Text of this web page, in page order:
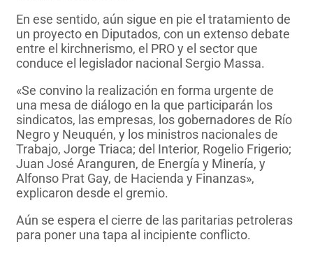
En ese sentido, aún sigue en pie el tratamiento de
un proyecto en Diputados, con un extenso debate
entre el kirchnerismo, el PRO y el sector que
conduce el legislador nacional Sergio Massa.
«Se convino la realización en forma urgente de
una mesa de diálogo en la que participarán los
sindicatos, las empresas, los gobernadores de Río
Negro y Neuquén, y los ministros nacionales de
Trabajo, Jorge Triaca; del Interior, Rogelio Frigerio;
Juan José Aranguren, de Energía y Minería, y
Alfonso Prat Gay, de Hacienda y Finanzas»,
explicaron desde el gremio.
Aún se espera el cierre de las paritarias petroleras
para poner una tapa al incipiente conflicto.